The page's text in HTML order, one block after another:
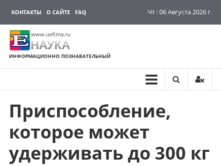
КОНТАКТЫ О САЙТЕ FAQ Чт : 06 Августа 2026 г.
www.uefima.ru
НАУКА
ИНФОРМАЦИОННО ПОЗНАВАТЕЛЬНЫЙ
Перейти
содержимому
Приспособление,
которое может
удерживать до 300 кг